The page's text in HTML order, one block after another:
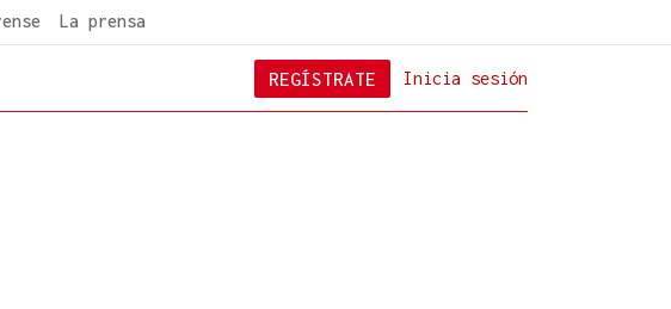
La prensa
Inicia sesión
REGÍSTRATE